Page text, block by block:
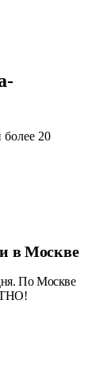
20
в Москве
По Москве